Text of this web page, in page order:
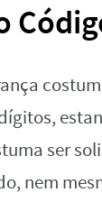
ser
nem